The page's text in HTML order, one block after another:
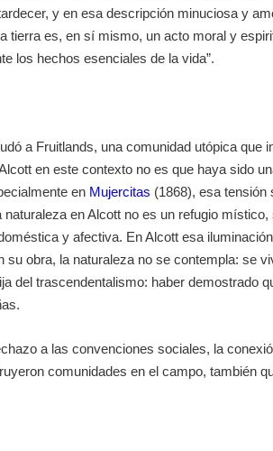
y en esa descripción minuciosa y
tierra es, en sí mismo, un acto moral y
los hechos esenciales de la vida”.
a Fruitlands, una comunidad utópica que
en este contexto no es que haya sido
en Mujercitas (1868), esa tensión
en Alcott no es un refugio
y afectiva. En Alcott esa
obra, la naturaleza no se contempla: se
del trascendentalismo: haber demostrado
a las convenciones sociales, la
comunidades en el campo, también